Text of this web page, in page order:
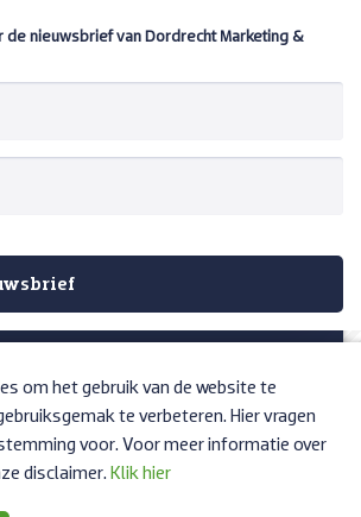
de nieuwsbrief van Dordrecht Marketing &
Dordrecht
om het gebruik van de website te
te verbeteren. Hier vragen
voor. Voor meer informatie over
disclaimer. Klik hier